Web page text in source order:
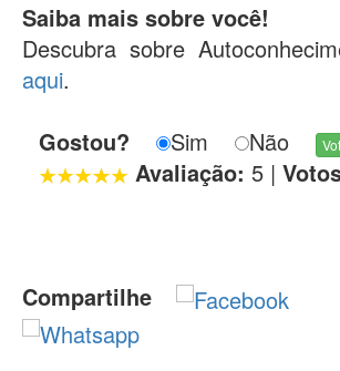
Saiba mais sobre você!
Descubra sobre
aqui.
Gostou?
Sim
Não
Avaliação: 5|
Compartilhe